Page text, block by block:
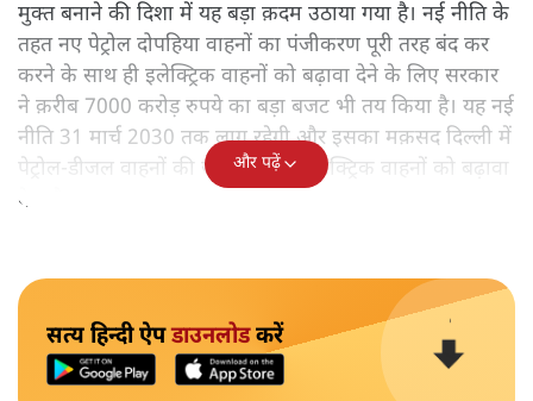
मुक्त बनाने की दिशा में यह बड़ा क़दम उठाया गया है। नई नीति के
तहत नए पेट्रोल दोपहिया वाहनों का पंजीकरण पूरी तरह बंद कर
करने के साथ ही इलेक्ट्रिक वाहनों को बढ़ावा देने के लिए सरकार
ने क़रीब 7000 करोड़ रुपये का बड़ा बजट भी तय किया है। यह नई
नीति 31 मार्च 2030 तक लागू रहेगी और इसका मक़सद दिल्ली में
पेट्रोल-डीजल वाहनों की जगह तेजी से इलेक्ट्रिक वाहनों को बढ़ावा
देना है।
और पढ़ें
सत्य हिन्दी ऐपडाउनलोडकरें